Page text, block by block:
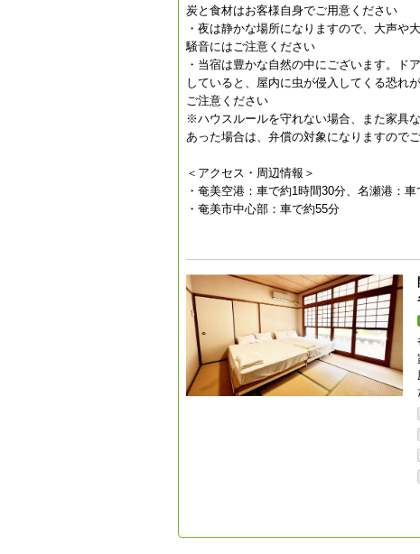
炭と食材はお客様自身でご用意ください
・夜は静かな場所になりますので、大声や
騒音にはご注意ください
・当宿は豊かな自然の中にございます。ド
していると、屋内に虫が侵入してくる恐れ
ご注意ください
※ハウスルールを守れない場合、また家具
あった場合は、弁償の対象になりますので
＜アクセス・周辺情報＞
・奄美空港：車で約1時間30分、名瀬港：車
・奄美市中心部：車で約55分